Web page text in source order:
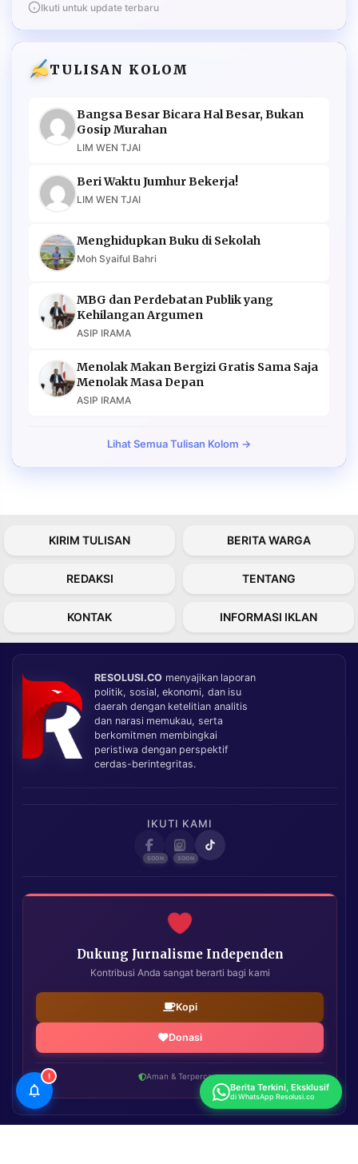
Ikuti untuk update terbaru
TULISAN KOLOM
Bangsa Besar Bicara Hal Besar, Bukan
Gosip Murahan
LIM WEN TJAI
Beri Waktu Jumhur Bekerja!
LIM WEN TJAI
Menghidupkan Buku di Sekolah
Moh Syaiful Bahri
MBG dan Perdebatan Publik yang
Kehilangan Argumen
ASIP IRAMA
Menolak Makan Bergizi Gratis Sama Saja
Menolak Masa Depan
ASIP IRAMA
Lihat Semua Tulisan Kolom →
KIRIM TULISAN BERITA WARGA
REDAKSI TENTANG
KONTAK INFORMASI IKLAN
RESOLUSI.CO menyajikan laporan
politik, sosial, ekonomi, dan isu
daerah dengan ketelitian analitis
dan narasi memukau, serta
berkomitmen membingkai
peristiwa dengan perspektif
cerdas-berintegritas.
IKUTI KAMI
Dukung Jurnalisme Independen
Kontribusi Anda sangat berarti bagi kami
Kopi
Donasi
Aman & Terpercaya
!
Berita Terkini, Eksklusif
di WhatsApp Resolusi.co